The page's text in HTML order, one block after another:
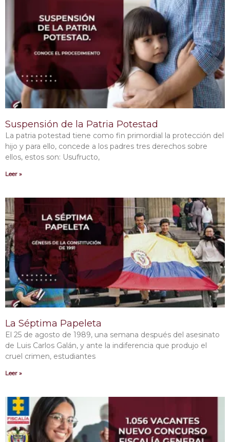
Suspensión de la Patria Potestad
La patria potestad tiene como fin primordial la protección del
hijo y para ello, concede a los padres tres derechos sobre
ellos, estos son: Usufructo,
Leer »
La Séptima Papeleta
El 25 de agosto de 1989, una semana después del asesinato
de Luis Carlos Galán, y ante la indiferencia que produjo el
cruel crimen, estudiantes
Leer »